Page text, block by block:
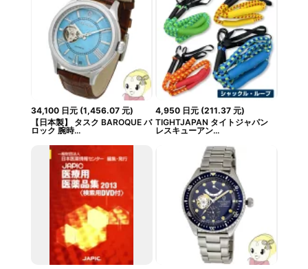
34,100 日元(1,456.07 元)
【日本製】 タスク BAROQUE バ
ロック 腕時...
4,950 日元 (211.37 元)
TIGHTJAPAN タイトジャパン
レスキューアン...